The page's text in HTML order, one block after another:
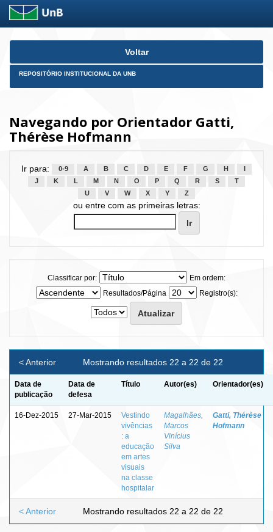
Skip
Voltar
REPOSITÓRIO INSTITUCIONAL DA UNB
Navegando por Orientador Gatti,
Thérèse Hofmann
Ir para: 0-9 A B C D E F G H
J
K L M N O P Q R S
T
U
V W X Y Z
ou entre com as primeiras letras:
Classificar por:
Em ordem:
Resultados/Página
Registro(s):
Mostrando resultados 22 a 22 de 22
< Anterior
Data de
publicação
Data de
defesa
Título Autor(es) Orientador(es)
16-Dez-2015 27-Mar-2015
Vestindo
vivências
: a
educação
em artes
visuais
na classe
hospitalar
Magalhães,
Marcos
Vinícius
Silva
Gatti, Thérèse
Hofmann
Mostrando resultados 22 a 22 de 22
< Anterior